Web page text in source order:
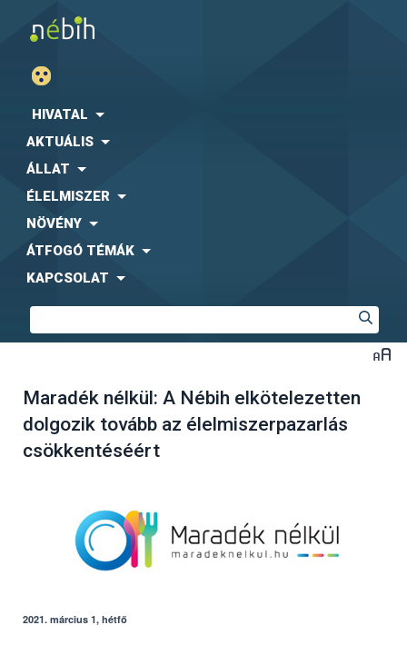
HIVATAL
AKTUÁLIS
ÁLLAT
ÉLELMISZER
NÖVÉNY
ÁTFOGÓ TÉMÁK
KAPCSOLAT
Maradék nélkül: A Nébih elkötelezetten
dolgozik tovább az élelmiszerpazarlás
csökkentéséért
2021. március 1, hétfő